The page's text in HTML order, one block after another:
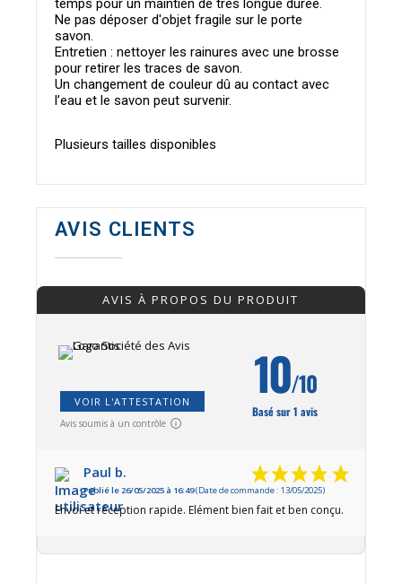
temps pour un maintien de très longue durée.
Ne pas déposer d'objet fragile sur le porte
savon.
Entretien : nettoyer les rainures avec une brosse
pour retirer les traces de savon.
Un changement de couleur dû au contact avec
l’eau et le savon peut survenir.
Plusieurs tailles disponibles
AVIS CLIENTS
AVIS À PROPOS DU PRODUIT
VOIR L'ATTESTATION
Avis soumis à un contrôle
10/10
Basé sur 1 avis
Paul b.
Publié le 26/05/2025 à 16:49(Date de commande : 13/05/2025)
Envoi et réception rapide. Elément bien fait et ben conçu.